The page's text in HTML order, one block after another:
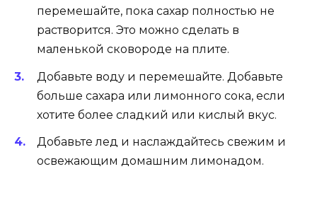
перемешайте, пока сахар полностью не
растворится. Это можно сделать в
маленькой сковороде на плите.
Добавьте воду и перемешайте. Добавьте
больше сахара или лимонного сока, если
хотите более сладкий или кислый вкус.
Добавьте лед и наслаждайтесь свежим и
освежающим домашним лимонадом.